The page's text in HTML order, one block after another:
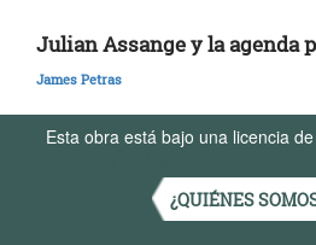
Julian Assange y la agenda
James Petras
Esta obra está bajo una licencia
¿QUIÉNES